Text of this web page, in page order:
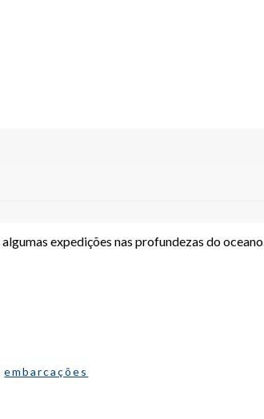
algumas expedições nas profundezas do oceano.
embarcações